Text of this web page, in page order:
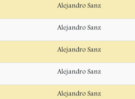
Alejandro Sanz
Alejandro Sanz
Alejandro Sanz
Alejandro Sanz
Alejandro Sanz